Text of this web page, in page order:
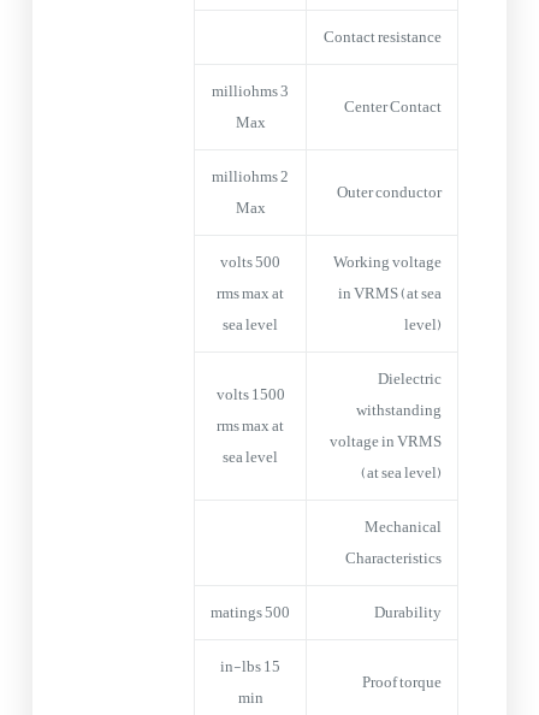
Contact resistance
Center Contact
3 milliohms
Max
Outer conductor
2 milliohms
Max
Working voltage
in VRMS (at sea
level)
500 volts
rms max at
sea level
Dielectric
withstanding
voltage in VRMS
(at sea level)
1500 volts
rms max at
sea level
Mechanical
Characteristics
Durability
500 matings
Proof torque
15 in-lbs
min